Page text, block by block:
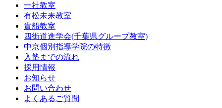
一社教室
有松未来教室
貴船教室
四街道進学会(千葉県グループ教室)
中京個別指導学院の特徴
入塾までの流れ
採用情報
お知らせ
お問い合わせ
よくあるご質問